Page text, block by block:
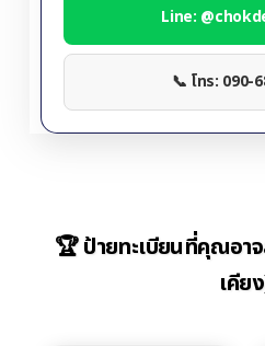
Line:
📞 โทร: 090-
🏆 ป้ายทะเบียนที่คุณอา
เคีย